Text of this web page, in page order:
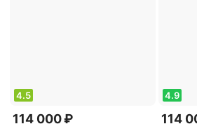
4.5
114 000 ₽
4.9
114